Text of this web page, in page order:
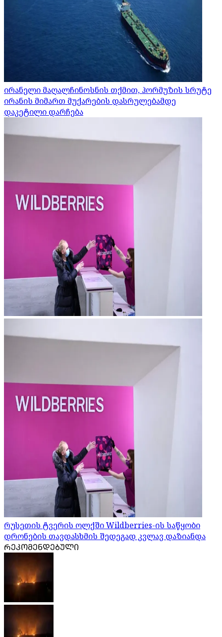
ირანელი მაღალჩინოსნის თქმით, ჰორმუზის სრუტე
ირანის მიმართ მუქარების დასრულებამდე
დაკეტილი დარჩება
რუსეთის ტვერის ოლქში Wildberries-ის საწყობი
დრონების თავდასხმის შედეგად კვლავ დაზიანდა
ᲠᲔᲙᲝᲛᲔᲜᲓᲔᲑᲣᲚᲘ